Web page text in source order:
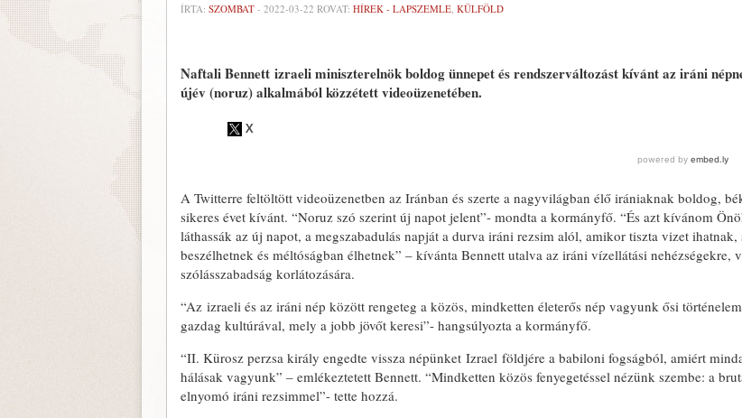
ÍRTA: SZOMBAT - 2022-03-22 ROVAT: HÍREK - LAPSZEMLE, KÜLFÖLD
Naftali Bennett izraeli miniszterelnök boldog ünnepet és rendszerváltozást kívánt az iráni
újév (noruz) alkalmából közzétett videoüzenetében.
A Twitterre feltöltött videoüzenetben az Iránban és szerte a nagyvilágban élő irániaknak boldog,
sikeres évet kívánt. “Noruz szó szerint új napot jelent”- mondta a kormányfő. “És azt kívánom
láthassák az új napot, a megszabadulás napját a durva iráni rezsim alól, amikor tiszta vizet ihatnak,
beszélhetnek és méltóságban élhetnek” – kívánta Bennett utalva az iráni vízellátási nehézségekre,
szólásszabadság korlátozására.
“Az izraeli és az iráni nép között rengeteg a közös, mindketten életerős nép vagyunk ősi
gazdag kultúrával, mely a jobb jövőt keresi”- hangsúlyozta a kormányfő.
“II. Kürosz perzsa király engedte vissza népünket Izrael földjére a babiloni fogságból, amiért
hálásak vagyunk” – emlékeztetett Bennett. “Mindketten közös fenyegetéssel nézünk szembe: a
elnyomó iráni rezsimmel”- tette hozzá.